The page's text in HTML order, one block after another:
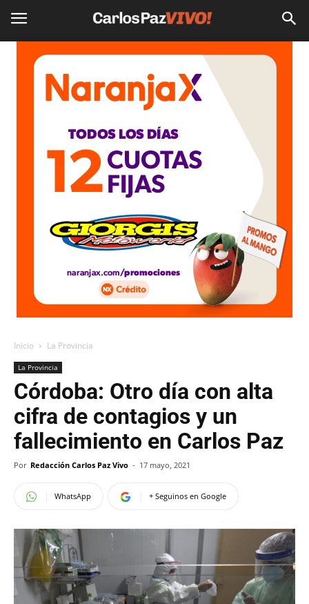
Inicio La Provincia
La Provincia
Córdoba: Otro día con alta
cifra de contagios y un
fallecimiento en Carlos Paz
Por Redacción Carlos Paz Vivo - 17 mayo, 2021
WhatsApp + Seguinos en Google